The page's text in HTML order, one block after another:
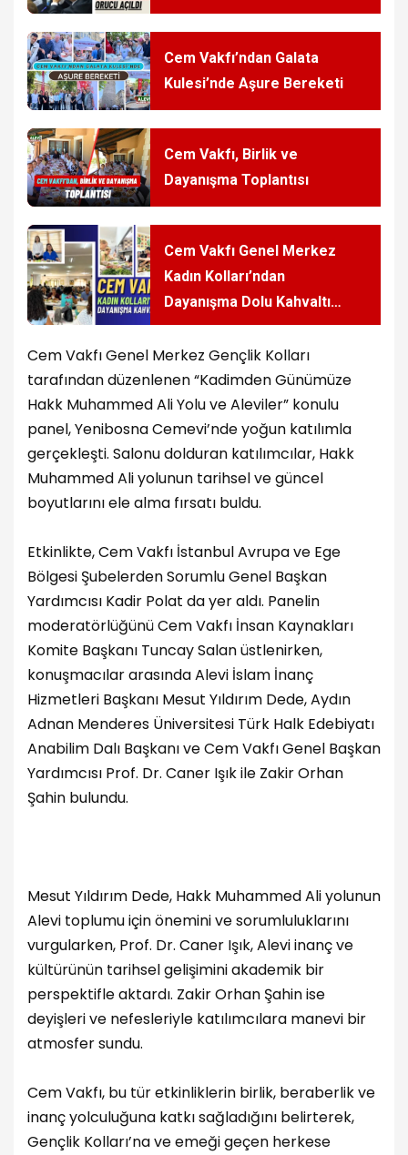
Cem Vakfı’ndan Galata
Kulesi’nde Aşure Bereketi
Cem Vakfı, Birlik ve
Dayanışma Toplantısı
Cem Vakfı Genel Merkez
Kadın Kolları’ndan
Dayanışma Dolu Kahvaltı
Etkinliği
Cem Vakfı Genel Merkez Gençlik Kolları
tarafından düzenlenen “Kadimden Günümüze
Hakk Muhammed Ali Yolu ve Aleviler” konulu
panel, Yenibosna Cemevi’nde yoğun katılımla
gerçekleşti. Salonu dolduran katılımcılar, Hakk
Muhammed Ali yolunun tarihsel ve güncel
boyutlarını ele alma fırsatı buldu.
Etkinlikte, Cem Vakfı İstanbul Avrupa ve Ege
Bölgesi Şubelerden Sorumlu Genel Başkan
Yardımcısı Kadir Polat da yer aldı. Panelin
moderatörlüğünü Cem Vakfı İnsan Kaynakları
Komite Başkanı Tuncay Salan üstlenirken,
konuşmacılar arasında Alevi İslam İnanç
Hizmetleri Başkanı Mesut Yıldırım Dede, Aydın
Adnan Menderes Üniversitesi Türk Halk Edebiyatı
Anabilim Dalı Başkanı ve Cem Vakfı Genel Başkan
Yardımcısı Prof. Dr. Caner Işık ile Zakir Orhan
Şahin bulundu.
Mesut Yıldırım Dede, Hakk Muhammed Ali yolunun
Alevi toplumu için önemini ve sorumluluklarını
vurgularken, Prof. Dr. Caner Işık, Alevi inanç ve
kültürünün tarihsel gelişimini akademik bir
perspektifle aktardı. Zakir Orhan Şahin ise
deyişleri ve nefesleriyle katılımcılara manevi bir
atmosfer sundu.
Cem Vakfı, bu tür etkinliklerin birlik, beraberlik ve
inanç yolculuğuna katkı sağladığını belirterek,
Gençlik Kolları’na ve emeği geçen herkese